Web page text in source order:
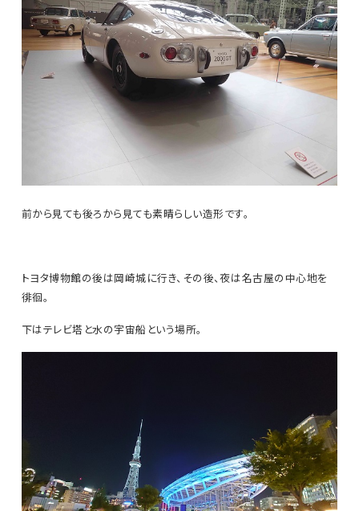
前から見ても後ろから見ても素晴らしい造形です。
トヨタ博物館の後は岡崎城に行き、その後、夜は名古屋の中心地を
徘徊。
下はテレビ塔と水の宇宙船という場所。